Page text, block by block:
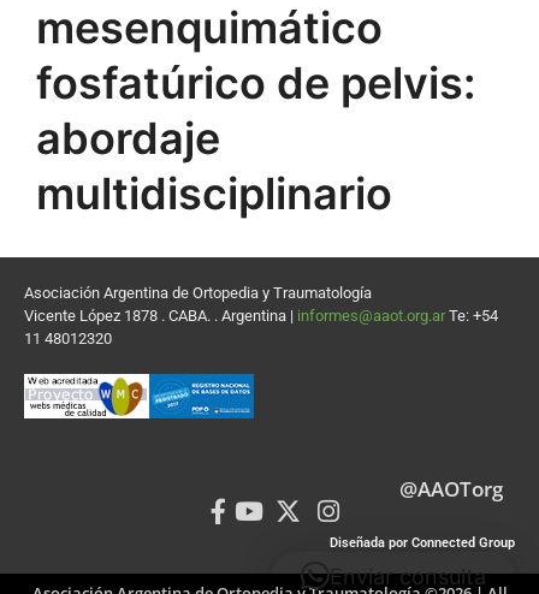
mesenquimático
fosfatúrico de pelvis:
abordaje
multidisciplinario
Asociación Argentina de Ortopedia y Traumatología
Vicente López 1878 . CABA. . Argentina | informes@aaot.org.ar Te: +54
11 48012320
@AAOTorg
Diseñada por Connected Group
Enviar consulta